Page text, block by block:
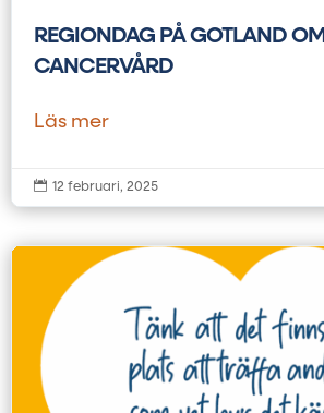
REGIONDAG PÅ GOTLAND OM
CANCERVÅRD
Läs mer
 12 februari, 2025